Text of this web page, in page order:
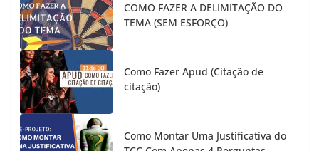
COMO FAZER A DELIMITAÇÃO DO
TEMA (SEM ESFORÇO)
Como Fazer Apud (Citação de
citação)
Como Montar Uma Justificativa do